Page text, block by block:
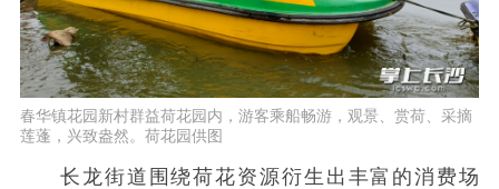
春华镇花园新村群益荷花园内，游客乘船畅游，观景、赏荷、采摘
莲蓬，兴致盎然。荷花园供图
长龙街道围绕荷花资源衍生出丰富的消费场